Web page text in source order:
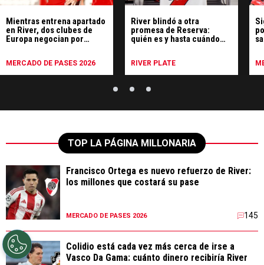
Mientras entrena apartado
en River, dos clubes de
Europa negocian por
MERCADO DE PASES 2026
River blindó a otra
promesa de Reserva:
quién es y hasta cuándo
RIVER PLATE
TOP LA PÁGINA MILLONARIA
Francisco Ortega es nuevo refuerzo de River:
los millones que costará su pase
MERCADO DE PASES 2026 145
Colidio está cada vez más cerca de irse a
Vasco Da Gama: cuánto dinero recibiría River